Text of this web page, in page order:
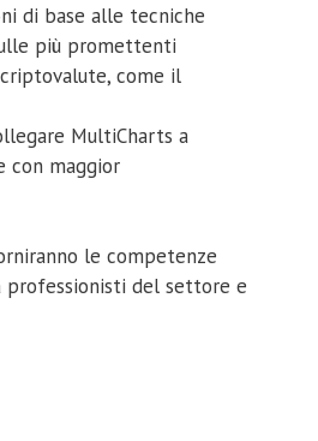
di base alle tecniche
più promettenti
come il
MultiCharts a
con maggior
le competenze
professionisti del settore e